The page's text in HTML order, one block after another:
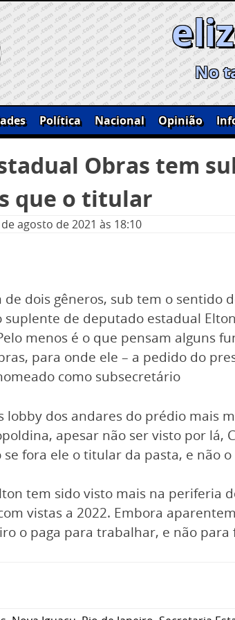
No
Política Nacional Opinião
Obras tem
que o titular
agosto de 2021 às 18:10
dois gêneros, sub tem o sentido
suplente de deputado estadual
menos é o que pensam alguns
para onde ele – a pedido do
como subsecretário
lobby dos andares do prédio mais
apesar não ser visto por lá,
fora ele o titular da pasta, e não
tem sido visto mais na periferia
vistas a 2022. Embora
o paga para trabalhar, e não